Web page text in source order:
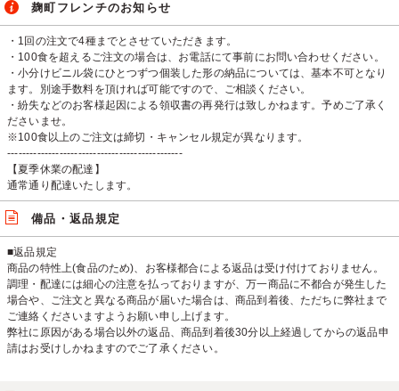
麹町フレンチのお知らせ
・1回の注文で4種までとさせていただきます。
・100食を超えるご注文の場合は、お電話にて事前にお問い合わせください。
・小分けビニル袋にひとつずつ個装した形の納品については、基本不可となり
ます。別途手数料を頂ければ可能ですので、ご相談ください。
・紛失などのお客様起因による領収書の再発行は致しかねます。予めご了承く
ださいませ。
※100食以上のご注文は締切・キャンセル規定が異なります。
-----------------------------------------------
【夏季休業の配達】
通常通り配達いたします。
備品・返品規定
■返品規定
商品の特性上(食品のため)、お客様都合による返品は受け付けておりません。
調理・配達には細心の注意を払っておりますが、万一商品に不都合が発生した
場合や、ご注文と異なる商品が届いた場合は、商品到着後、ただちに弊社まで
ご連絡くださいますようお願い申し上げます。
弊社に原因がある場合以外の返品、商品到着後30分以上経過してからの返品申
請はお受けしかねますのでご了承ください。